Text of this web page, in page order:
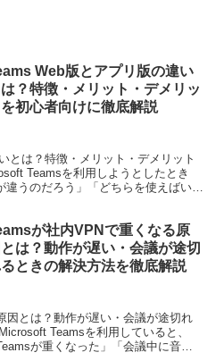
Web版とアプリ版の違い
？特徴・メリット・デメリッ
を初心者向けに徹底解説
とは？特徴・メリット・デメリット
Teamsを利用しようとしたとき
違うのだろう」「どちらを使えばいい
が社内VPNで重くなる原
とは？動作が遅い・会議が途切
ときの解決方法を徹底解説
因とは？動作が遅い・会議が途切れ
Teamsを利用していると、
が重くなった」「会議中に音声